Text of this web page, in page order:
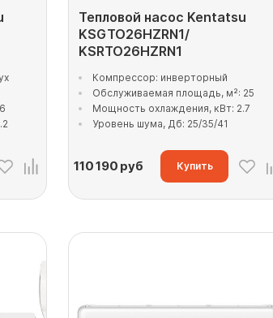
Тепловой насос Kentatsu
KSGTO26HZRN1/
KSRTO26HZRN1
Компрессор: инверторный
Обслуживаемая площадь, м²: 25
Мощность охлаждения, кВт: 2.7
Уровень шума, Дб: 25/35/41
110 190 руб Купить